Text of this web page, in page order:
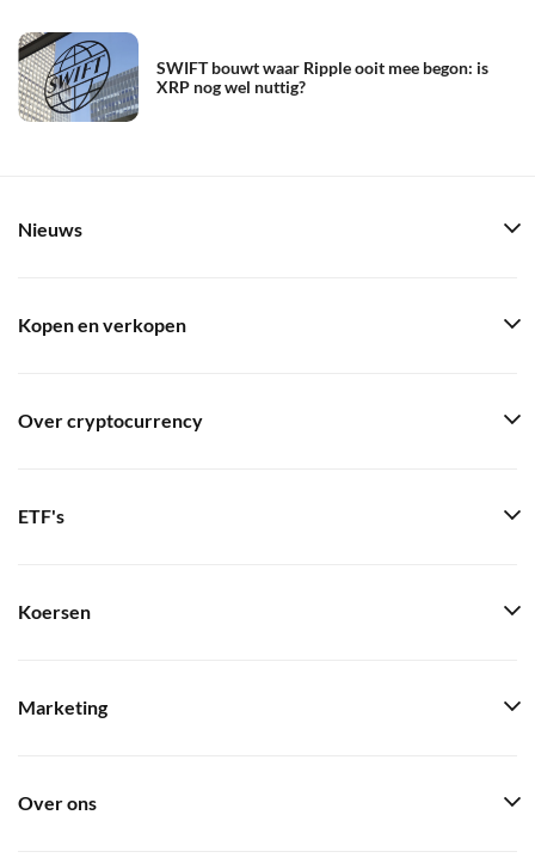
SWIFT bouwt waar Ripple ooit mee begon: is
XRP nog wel nuttig?
Nieuws
Kopen en verkopen
Over cryptocurrency
ETF's
Koersen
Marketing
Over ons